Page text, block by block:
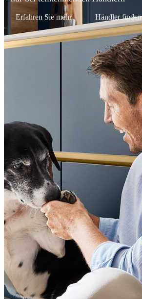
Erfahren Sie mehr Händler finden